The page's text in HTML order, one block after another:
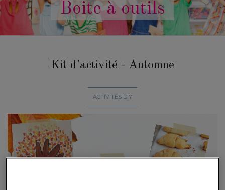
Boite à outils
Kit d'activité - Automne
ACTIVITÉS DIY